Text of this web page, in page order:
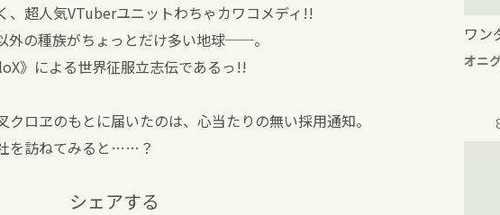
、超人気VTuberユニットわちゃカワコメディ!!
外の種族がちょっとだけ多い地球──。
》による世界征服立志伝であるっ!!
ロヱのもとに届いたのは、心当たりの無い採用通知。
を訪ねてみると……？
シェアする
ワン
オニ